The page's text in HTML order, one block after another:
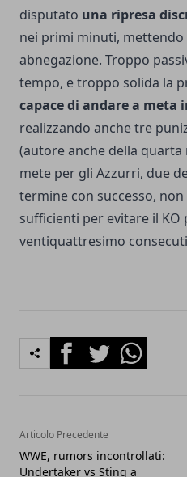
disputato una ripresa
nei primi minuti,
abnegazione. Troppo
tempo, e troppo solida la
capace di andare a meta
realizzando anche tre
(autore anche della quarta
mete per gli Azzurri, due
termine con successo,
sufficienti per evitare il KO
ventiquattresimo
FacebookTwitterWhatsapp
Articolo Precedente
WWE, rumors incontrollati:
Undertaker vs Sting a